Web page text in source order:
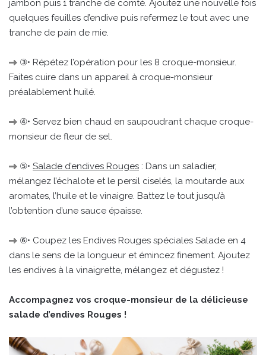
jambon puis 1 tranche de comté. Ajoutez une nouvelle fois
quelques feuilles d’endive puis refermez le tout avec une
tranche de pain de mie.
③• Répétez l’opération pour les 8 croque-monsieur.
Faites cuire dans un appareil à croque-monsieur
préalablement huilé.
④• Servez bien chaud en saupoudrant chaque croque-
monsieur de fleur de sel.
⑤• Salade d’endives Rouges : Dans un saladier,
mélangez l’échalote et le persil ciselés, la moutarde aux
aromates, l’huile et le vinaigre. Battez le tout jusqu’à
l’obtention d’une sauce épaisse.
⑥• Coupez les Endives Rouges spéciales Salade en 4
dans le sens de la longueur et émincez finement. Ajoutez
les endives à la vinaigrette, mélangez et dégustez !
Accompagnez vos croque-monsieur de la délicieuse
salade d’endives Rouges !